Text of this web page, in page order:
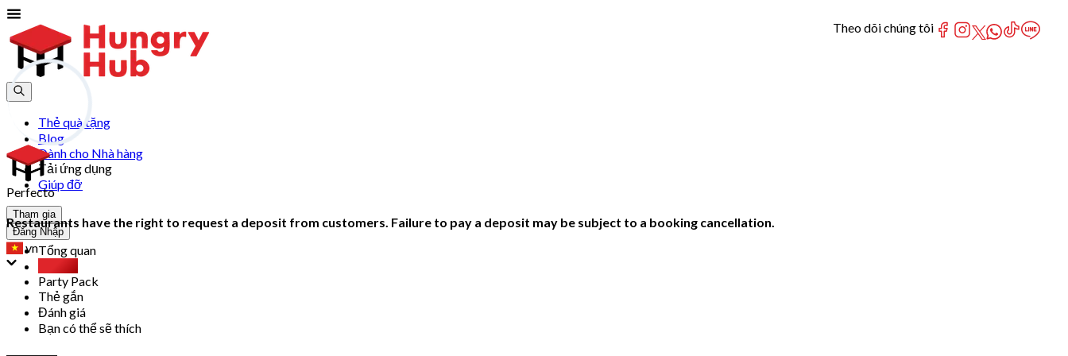
Thẻ quà tặng
Blog
Dành cho Nhà hàng
Tải ứng dụng
Giúp đỡ
Tham gia
Đăng Nhập
vn
Perfecto
Restaurants have the right to request a deposit from customers. Failure to pay a deposit may be subject to a booking cancellation.
Tổng quan
Party Pack
Thẻ gắn
Đánh giá
Bạn có thể sẽ thích
Theo dõi chúng tôi